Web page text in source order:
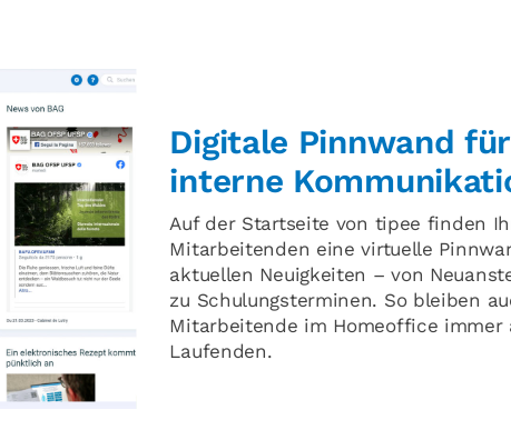
Digitale Pinnwand für
interne
Auf der Startseite von tipee finden
Mitarbeitenden eine virtuelle
aktuellen Neuigkeiten – von
zu Schulungsterminen. So bleiben
Mitarbeitende im Homeoffice immer
Laufenden.